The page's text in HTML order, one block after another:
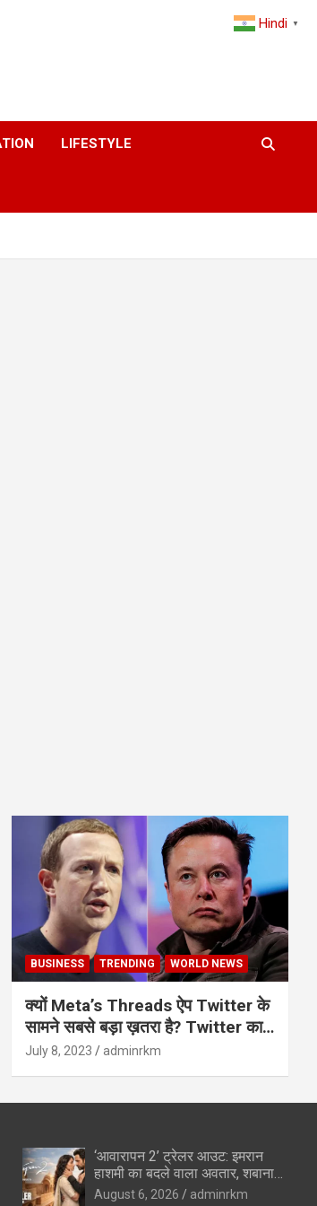
LIFESTYLE
BUSINESS TRENDING WORLD NEWS
क्यों Meta’s Threads ऐप Twitter के
सामने सबसे बड़ा ख़तरा है? Twitter का
अंत?
July 8, 2023 adminrkm
‘आवारापन 2’ ट्रेलर आउट: इमरान
हाशमी का बदले वाला अवतार, शबाना
आजमी के विलेन रोल ने उड़ाए होश
August 6, 2026 adminrkm
Hindi ▼